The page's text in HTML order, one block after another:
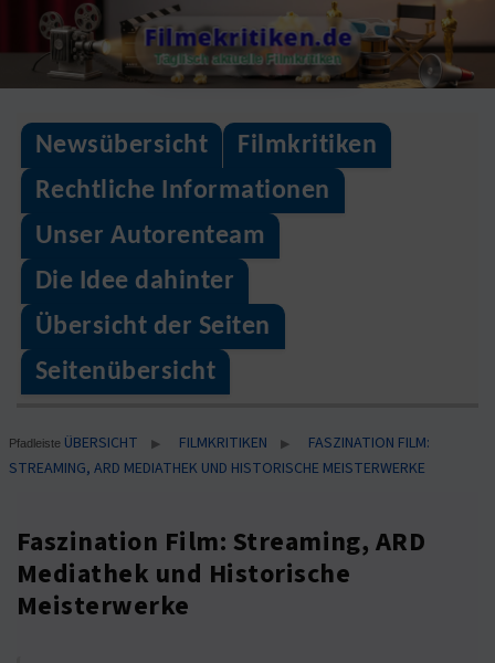
to
content
Filmekritiken.de
Täglisch aktuelle Filmkritiken
Newsübersicht
Filmkritiken
Rechtliche Informationen
Unser Autorenteam
Die Idee dahinter
Übersicht der Seiten
Seitenübersicht
Pfadleiste ÜBERSICHT ▶ FILMKRITIKEN ▶
FASZINATION FILM:
STREAMING, ARD MEDIATHEK UND HISTORISCHE MEISTERWERKE
Faszination Film: Streaming, ARD
Mediathek und Historische
Meisterwerke